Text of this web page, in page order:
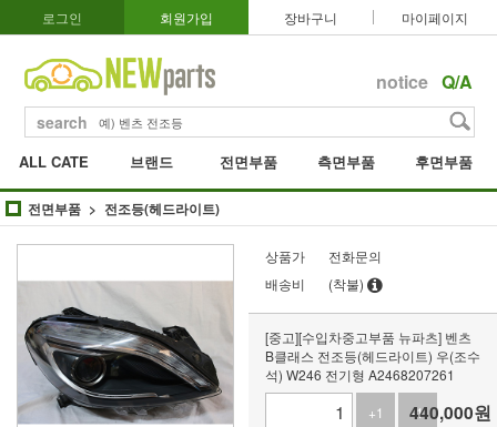
로그인 회원가입 장바구니 마이페이지
notice Q/A
search
ALL CATE 브랜드 전면부품 측면부품 후면부품
전면부품 전조등(헤드라이트)
상품가
전화문의
배송비
(착불)
[중고][수입차중고부품 뉴파츠] 벤츠
B클래스 전조등(헤드라이트) 우(조수
석) W246 전기형 A2468207261
+1
-1
440,000원